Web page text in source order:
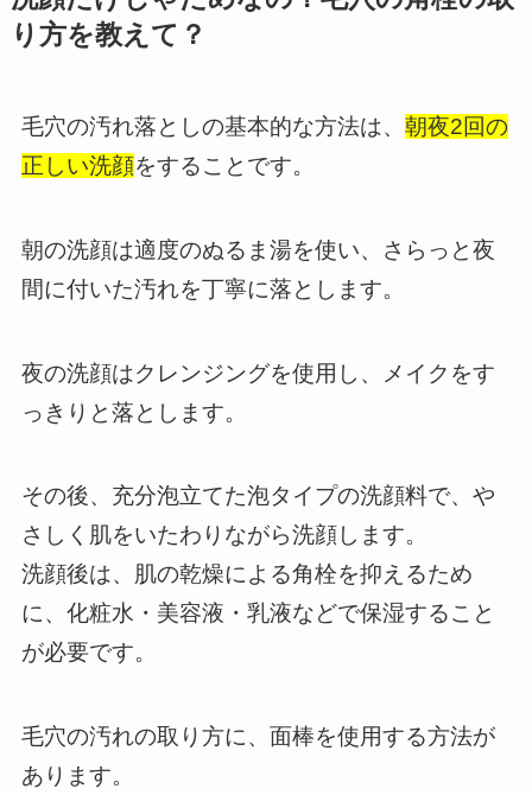
り方を教えて？
毛穴の汚れ落としの基本的な方法は、 朝夜2回の
正しい洗顔をすることです。
朝の洗顔は適度のぬるま湯を使い、さらっと夜
間に付いた汚れを丁寧に落とします。
夜の洗顔はクレンジングを使用し、メイクをす
っきりと落とします。
その後、充分泡立てた泡タイプの洗顔料で、や
さしく肌をいたわりながら洗顔します。
洗顔後は、肌の乾燥による角栓を抑えるため
に、化粧水・美容液・乳液などで保湿すること
が必要です。
毛穴の汚れの取り方に、面棒を使用する方法が
あります。